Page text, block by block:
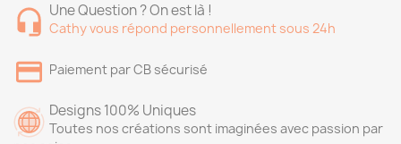
Une Question ? On est là !
Cathy vous répond personnellement sous 24h
Paiement par CB sécurisé
Designs 100% Uniques
Toutes nos créations sont imaginées avec passion par